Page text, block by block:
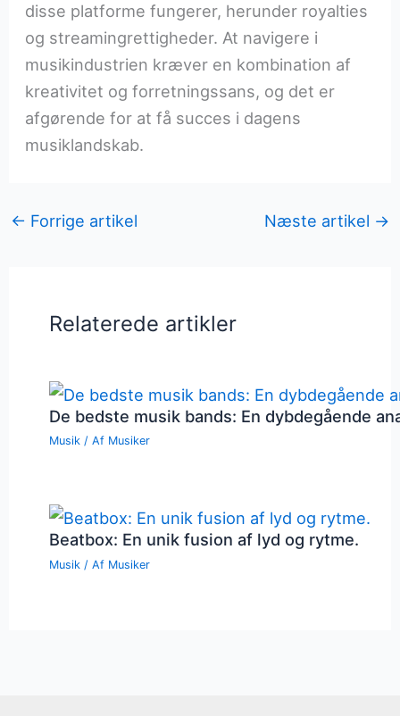
disse platforme fungerer, herunder royalties
og streamingrettigheder. At navigere i
musikindustrien kræver en kombination af
kreativitet og forretningssans, og det er
afgørende for at få succes i dagens
musiklandskab.
← Forrige artikel Næste artikel →
Relaterede artikler
De bedste musik bands: En dybdegående
Musik / Af Musiker
Beatbox: En unik fusion af lyd og rytme.
Musik / Af Musiker